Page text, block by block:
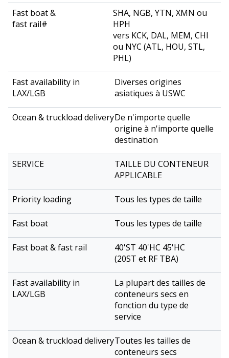
SHA, NGB, YTN, XMN ou
HPH
vers KCK, DAL, MEM, CHI
ou NYC (ATL, HOU, STL,
PHL)
Diverses origines
asiatiques à USWC
De n'importe quelle
origine à n'importe quelle
destination
TAILLE DU CONTENEUR
APPLICABLE
Tous les types de taille
Tous les types de taille
40'ST 40'HC 45'HC
(20ST et RF TBA)
La plupart des tailles de
conteneurs secs en
fonction du type de
service
Toutes les tailles de
conteneurs secs